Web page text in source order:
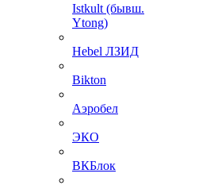
Istkult (бывш.
Ytong)
Hebel ЛЗИД
Bikton
Аэробел
ЭКО
ВКБлок